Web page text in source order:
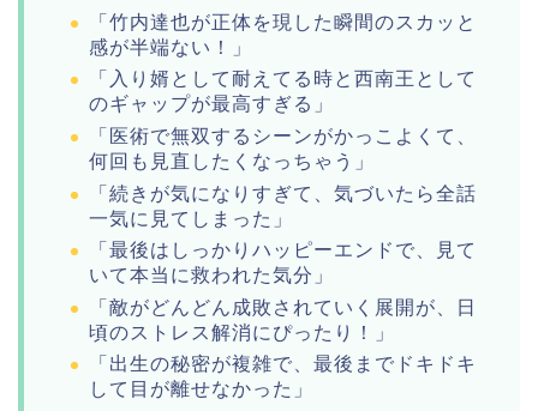
「竹内達也が正体を現した瞬間のスカッと
感が半端ない！」
「入り婿として耐えてる時と西南王として
のギャップが最高すぎる」
「医術で無双するシーンがかっこよくて、
何回も見直したくなっちゃう」
「続きが気になりすぎて、気づいたら全話
一気に見てしまった」
「最後はしっかりハッピーエンドで、見て
いて本当に救われた気分」
「敵がどんどん成敗されていく展開が、日
頃のストレス解消にぴったり！」
「出生の秘密が複雑で、最後までドキドキ
して目が離せなかった」